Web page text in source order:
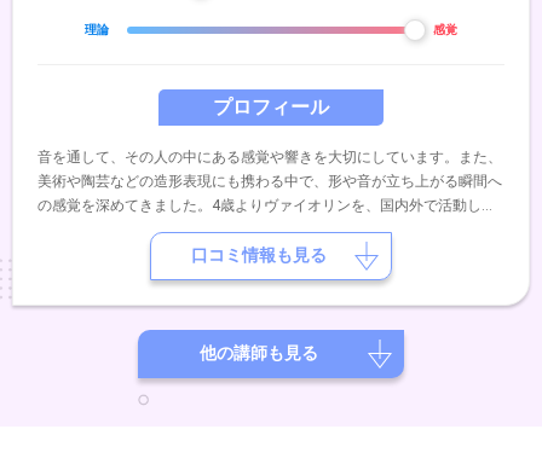
プロフィール
音を通して、その人の中にある感覚や響きを大切にしています。また、
美術や陶芸などの造形表現にも携わる中で、形や音が立ち上がる瞬間へ
の感覚を深めてきました。4歳よりヴァイオリンを、国内外で活動して
いた祖父の流れを受け継ぐ母のもとで学び、5歳よりピアノとソルフェ
ージュを学びました。その後はギター・ベース・ドラム・キーボードな
ど、ジャンルにとらわれず音楽に触れてきました。ピアノバーでの演奏
を「生きたもの」として捉えた演奏を重ねてきました。レッスンでは、
正解に急ぐのではなく、その方の中にある感覚や表現が自然に立ち上が
ることを大切にしています。はじめての方や楽譜が苦手な方も大歓迎で
理論 感覚
口コミ情報も見る
他の講師も見る